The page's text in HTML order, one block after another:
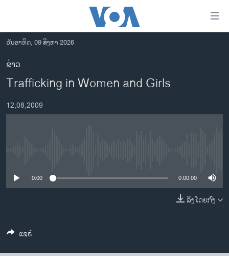
ເຂົ້າ
ຫາ
ຂ້າມ
ຂ້າມ
ໄປ
ອາເມຣິກາ
ການເລືອກຕັ້ງ ປະທານາທີບໍດີ ສະຫະລັດ 2024
ອິດສະຫຼະພາບດ້ານການຂ່າວ
ວິທະຍາສາດ-ເທັກໂນໂລຈີ
ທຸລະກິດ
ວັນອາທິດ, 09 ສິງຫາ 2026
ຂ່າວ
Trafficking in Women and Girls
12,08,2009
0:00 0:00:00
ລິງໂດຍກົງ
ແຊຣ໌